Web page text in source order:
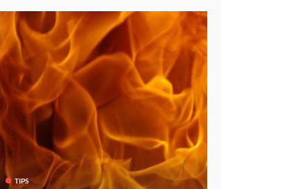
TIPS